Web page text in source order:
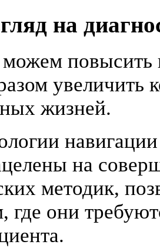
на
повысить
увеличить
жизней.
на
методик,
где они